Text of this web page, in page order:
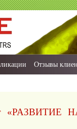
Отзывы